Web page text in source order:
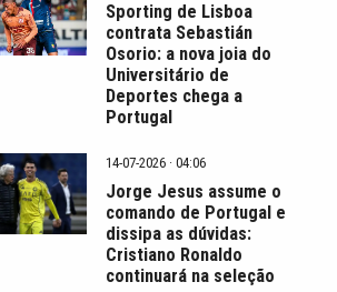
Sporting de Lisboa
contrata Sebastián
Osorio: a nova joia do
Universitário de
Deportes chega a
Portugal
14-07-2026 · 04:06
Jorge Jesus assume o
comando de Portugal e
dissipa as dúvidas:
Cristiano Ronaldo
continuará na seleção